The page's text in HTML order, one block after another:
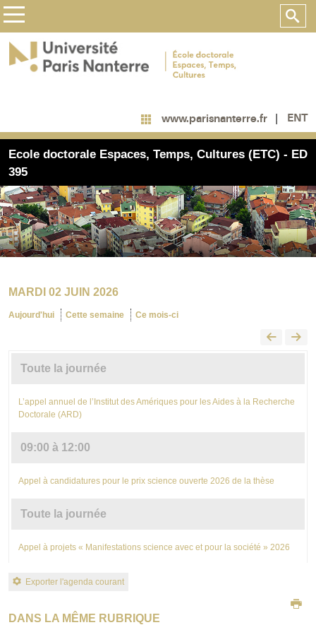
www.parisnanterre.fr ENT
Ecole doctorale Espaces, Temps, Cultures (ETC) - ED
395
MARDI 02 JUIN 2026
Aujourd'hui Cette semaine Ce mois-ci
Toute la journée
L’appel annuel de l’Institut des Amériques pour les Aides à la Recherche
Doctorale (ARD)
09:00 à 12:00
Appel à candidatures pour le prix science ouverte 2026 de la thèse
Toute la journée
Appel à projets « Manifestations science avec et pour la société » 2026
Exporter l'agenda courant
DANS LA MÊME RUBRIQUE